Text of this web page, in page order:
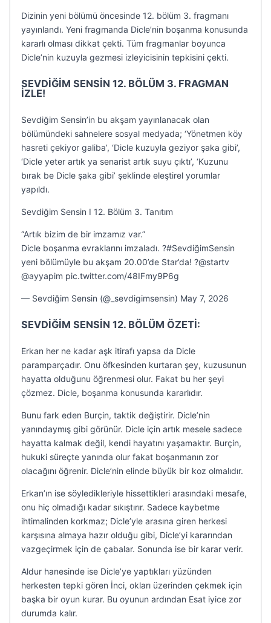
Dizinin yeni bölümü öncesinde 12. bölüm 3. fragmanı
yayınlandı. Yeni fragmanda Dicle’nin boşanma konusunda
kararlı olması dikkat çekti. Tüm fragmanlar boyunca
Dicle’nin kuzuyla gezmesi izleyicisinin tepkisini çekti.
SEVDİĞİM SENSİN 12. BÖLÜM 3. FRAGMAN
İZLE!
Sevdiğim Sensin’in bu akşam yayınlanacak olan
bölümündeki sahnelere sosyal medyada; ‘Yönetmen köy
hasreti çekiyor galiba’, ‘Dicle kuzuyla geziyor şaka gibi’,
‘Dicle yeter artık ya senarist artık suyu çıktı’, ‘Kuzunu
bırak be Dicle şaka gibi’ şeklinde eleştirel yorumlar
yapıldı.
Sevdiğim Sensin I 12. Bölüm 3. Tanıtım
“Artık bizim de bir imzamız var.”
Dicle boşanma evraklarını imzaladı. ?#SevdiğimSensin
yeni bölümüyle bu akşam 20.00’de Star’da! ?@startv
@ayyapim pic.twitter.com/48IFmy9P6g
— Sevdiğim Sensin (@_sevdigimsensin) May 7, 2026
SEVDİĞİM SENSİN 12. BÖLÜM ÖZETİ:
Erkan her ne kadar aşk itirafı yapsa da Dicle
paramparçadır. Onu öfkesinden kurtaran şey, kuzusunun
hayatta olduğunu öğrenmesi olur. Fakat bu her şeyi
çözmez. Dicle, boşanma konusunda kararlıdır.
Bunu fark eden Burçin, taktik değiştirir. Dicle’nin
yanındaymış gibi görünür. Dicle için artık mesele sadece
hayatta kalmak değil, kendi hayatını yaşamaktır. Burçin,
hukuki süreçte yanında olur fakat boşanmanın zor
olacağını öğrenir. Dicle’nin elinde büyük bir koz olmalıdır.
Erkan’ın ise söyledikleriyle hissettikleri arasındaki mesafe,
onu hiç olmadığı kadar sıkıştırır. Sadece kaybetme
ihtimalinden korkmaz; Dicle’yle arasına giren herkesi
karşısına almaya hazır olduğu gibi, Dicle’yi kararından
vazgeçirmek için de çabalar. Sonunda ise bir karar verir.
Aldur hanesinde ise Dicle’ye yaptıkları yüzünden
herkesten tepki gören İnci, okları üzerinden çekmek için
başka bir oyun kurar. Bu oyunun ardından Esat iyice zor
durumda kalır.